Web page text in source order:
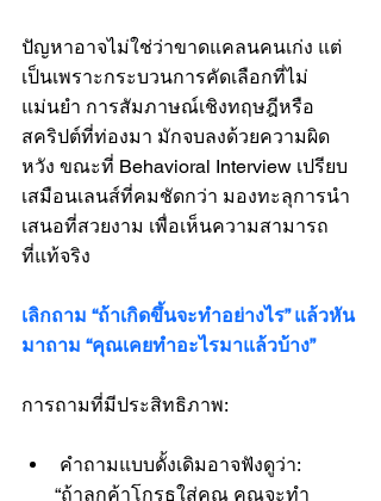
ปัญหาอาจไม่ใช่ว่าขาดแคลนคนเก่ง แต่
เป็นเพราะกระบวนการคัดเลือกที่ไม่
แม่นยำ การสัมภาษณ์เชิงทฤษฎีหรือ
สคริปต์ที่ท่องมา มักจบลงด้วยความผิด
หวัง ขณะที่ Behavioral Interview เปรียบ
เสมือนเลนส์ที่คมชัดกว่า มองทะลุการนำ
เสนอที่สวยงาม เพื่อเห็นความสามารถ
ที่แท้จริง
เลิกถาม “ถ้าเกิดขึ้นจะทำอย่างไร” แล้วหัน
มาถาม “คุณเคยทำอะไรมาแล้วบ้าง”
การถามที่มีประสิทธิภาพ:
คำถามแบบดั้งเดิมอาจฟังดูว่า: